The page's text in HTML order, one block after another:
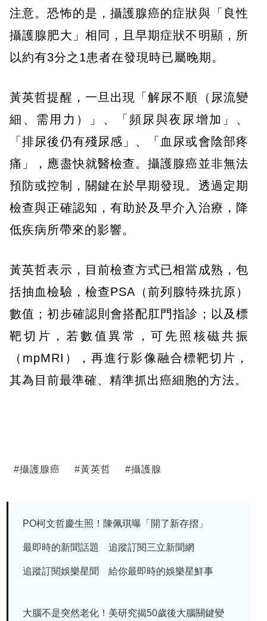
注意。恐怖的是，攝護腺癌的症狀與「良性
攝護腺肥大」相同，且早期症狀不明顯，所
以約有3分之1患者在發現時已屬晚期。
黃英哲提醒，一旦出現「解尿不順（尿流變
細、需用力）」、「頻尿與夜尿增加」、
「排尿後仍有殘尿感」、「血尿或會陰部疼
痛」，應盡快就醫檢查。攝護腺癌並非無法
預防或控制，關鍵在於早期發現。透過定期
檢查與正確認知，有助於及早介入治療，降
低疾病所帶來的影響。
黃英哲表示，目前檢查方式已相當成熟，包
括抽血檢驗，檢查PSA（前列腺特殊抗原）
數值；初步確認則會搭配肛門指診；以及標
靶切片，若數值異常，可先照核磁共振
（mpMRI），再進行影像融合標靶切片，
其為目前最準確、精準抓出癌細胞的方法。
#攝護腺癌 #黃英哲 #攝護腺
PO柯文哲慶生照！陳佩琪曝「開了新存摺」
最即時的新聞話題 追蹤訂閱三立新聞網
追蹤訂閱娛樂星聞 給你最即時的娛樂星鮮事
大腦不是突然老化！美研究揭50歲後大腦關鍵變